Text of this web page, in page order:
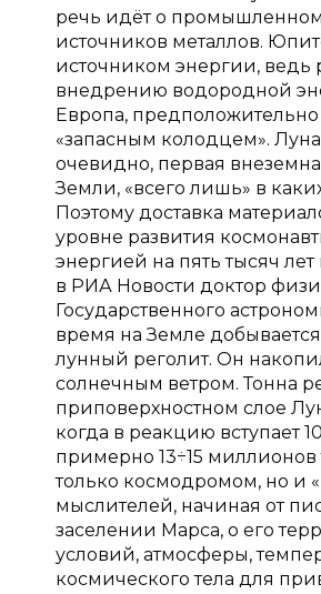
речь идёт о промышленном
источников металлов.
источником энергии, ведь
внедрению водородной
Европа,
«запасным колодцем».
очевидно, первая
Земли, «всего лишь» в
Поэтому доставка
уровне развития
энергией на пять тысяч
в РИА Новости доктор
Государственного
время на Земле
лунный реголит. Он
солнечным ветром. Тонна
приповерхностном слое
когда в реакцию вступает
примерно 13÷15
только космодромом, но и
мыслителей, начиная от
заселении Марса, о его
условий, атмосферы,
космического тела для